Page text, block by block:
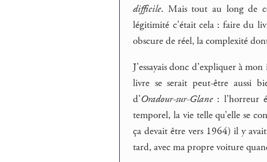
difficile. Mais tout au long de
légitimité c’était cela : faire du
obscure de réel, la complexité
J’essayais donc d’expliquer à
livre se serait peut-être aussi
d’Oradour-sur-Glane: l’horreur
temporel, la vie telle qu’elle se
ça devait être vers 1964) il y
tard, avec ma propre voiture